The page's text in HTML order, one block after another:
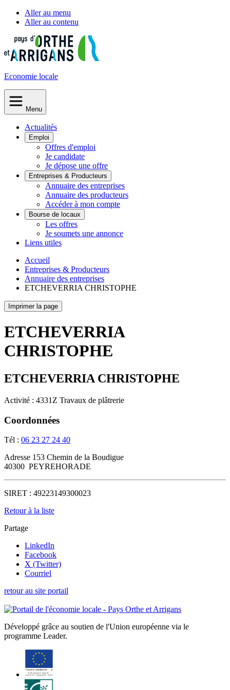
Aller au menu
Aller au contenu
Economie locale
Menu
Actualités
Emploi
Offres d'emploi
Je candidate
Je dépose une offre
Entreprises & Producteurs
Annuaire des entreprises
Annuaire des producteurs
Accéder à mon compte
Bourse de locaux
Les offres
Je soumets une annonce
Liens utiles
Accueil
Entreprises & Producteurs
Annuaire des entreprises
ETCHEVERRIA CHRISTOPHE
Imprimer la page
ETCHEVERRIA
CHRISTOPHE
ETCHEVERRIA CHRISTOPHE
Activité : 4331Z Travaux de plâtrerie
Coordonnées
Tél : 06 23 27 24 40
Adresse 153 Chemin de la Boudigue
40300 PEYREHORADE
SIRET : 49223149300023
Retour à la liste
Partage
LinkedIn
Facebook
X (Twitter)
Courriel
retour au site portail
Développé grâce au soutien de l'Union européenne via le
programme Leader.